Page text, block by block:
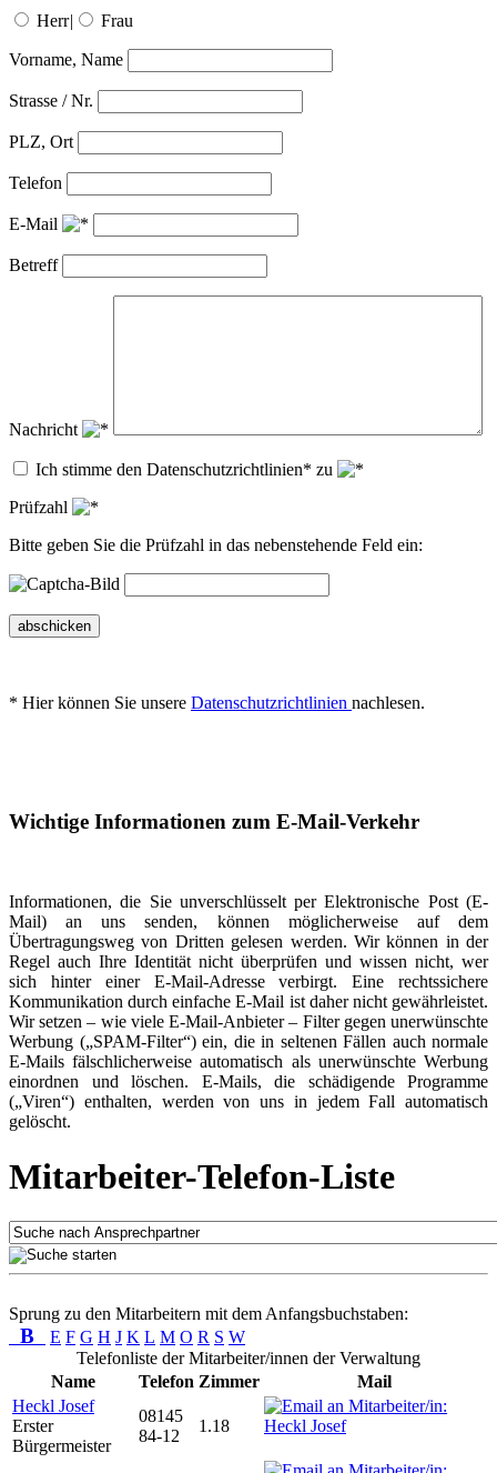
Herr| Frau
Vorname, Name
Strasse / Nr.
PLZ, Ort
Telefon
E-Mail
Betreff
Nachricht
Ich stimme den Datenschutzrichtlinien* zu
Prüfzahl
Bitte geben Sie die Prüfzahl in das nebenstehende Feld ein:
abschicken
* Hier können Sie unsere Datenschutzrichtlinien nachlesen.
Wichtige Informationen zum E-Mail-Verkehr
Informationen, die Sie unverschlüsselt per Elektronische Post (E-
Mail) an uns senden, können möglicherweise auf dem
Übertragungsweg von Dritten gelesen werden. Wir können in der
Regel auch Ihre Identität nicht überprüfen und wissen nicht, wer
sich hinter einer E-Mail-Adresse verbirgt. Eine rechtssichere
Kommunikation durch einfache E-Mail ist daher nicht gewährleistet.
Wir setzen – wie viele E-Mail-Anbieter – Filter gegen unerwünschte
Werbung („SPAM-Filter“) ein, die in seltenen Fällen auch normale
E-Mails fälschlicherweise automatisch als unerwünschte Werbung
einordnen und löschen. E-Mails, die schädigende Programme
(„Viren“) enthalten, werden von uns in jedem Fall automatisch
gelöscht.
Mitarbeiter-Telefon-Liste
Sprung zu den Mitarbeitern mit dem Anfangsbuchstaben:
B E F G H J K L M O R S W
Telefonliste der Mitarbeiter/innen der Verwaltung
Name
Telefon Zimmer
Mail
Heckl Josef
Erster
Bürgermeister
08145
84-12
1.18